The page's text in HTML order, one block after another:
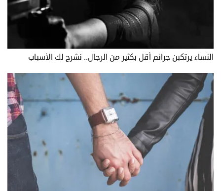
النساء يرتكبن جرائم أقل بكثير من الرجال.. نشرح لك الأسباب